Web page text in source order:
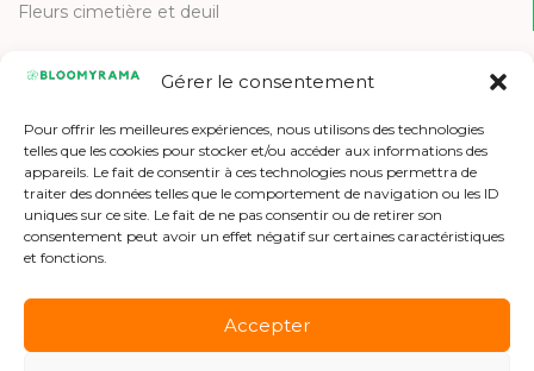
Gérer le consentement
Pour offrir les meilleures expériences, nous utilisons des technologies
telles que les cookies pour stocker et/ou accéder aux informations des
appareils. Le fait de consentir à ces technologies nous permettra de
traiter des données telles que le comportement de navigation ou les ID
uniques sur ce site. Le fait de ne pas consentir ou de retirer son
consentement peut avoir un effet négatif sur certaines caractéristiques
et fonctions.
Accepter
Fleurs cimetière et deuil
Contactez-nous
Etre référencé
Offres d'emploi